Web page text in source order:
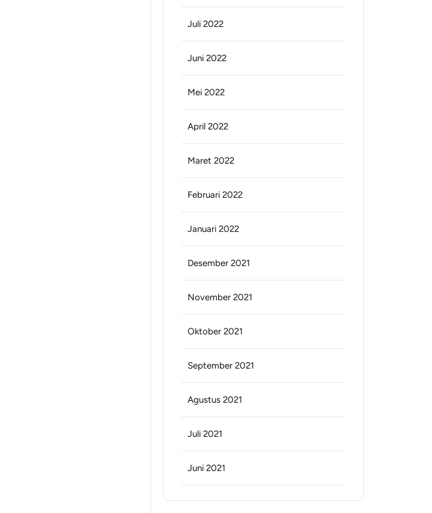
Juli 2022
Juni 2022
Mei 2022
April 2022
Maret 2022
Februari 2022
Januari 2022
Desember 2021
November 2021
Oktober 2021
September 2021
Agustus 2021
Juli 2021
Juni 2021